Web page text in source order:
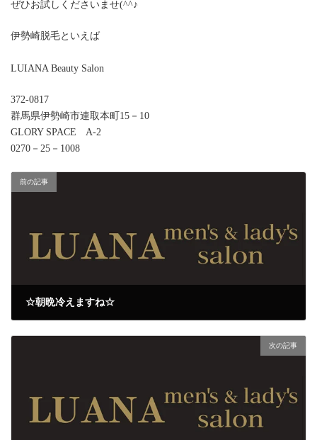
ぜひお試しくださいませ(^^♪
伊勢崎脱毛といえば
LUIANA Beauty Salon
372-0817
群馬県伊勢崎市連取本町15－10
GLORY SPACE A-2
0270－25－1008
前の記事
☆朝晩冷えますね☆
次の記事